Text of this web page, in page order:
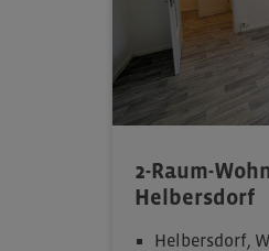
2-Raum-
Helbersdorf
Helbersdorf,